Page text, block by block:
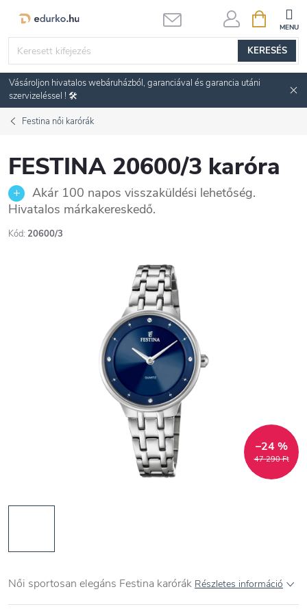
KERESÉS
KOSÁR
Vásároljon hivatalos webáruházból, garanciával és garancia utáni
szervizeléssel ! 🛠️
Festina női karórák
FESTINA 20600/3 karóra
Akár 100 napos visszaküldési lehetőség.
Hivatalos márkakereskedő.
Kód: 20600/3
47 290 Ft
–24 %
Női sportosan elegáns Festina karórák Részletes információ